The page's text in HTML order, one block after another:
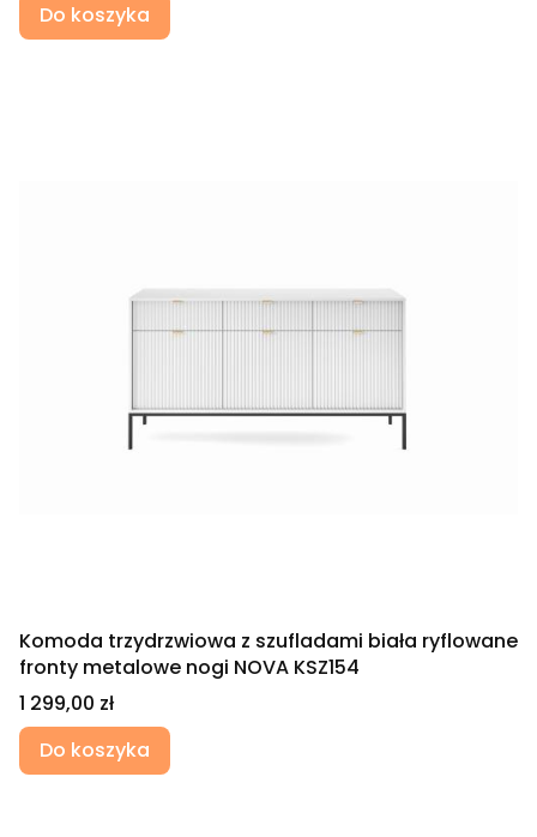
Do koszyka
Komoda trzydrzwiowa z szufladami biała ryflowane
fronty metalowe nogi NOVA KSZ154
Cena
1 299,00 zł
Do koszyka